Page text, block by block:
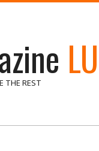
THE REST